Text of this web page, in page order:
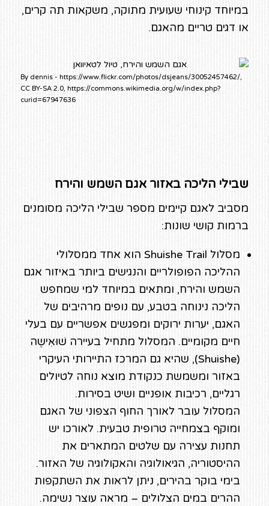
במיוחד קינוחי שעועית מתוקה, משקאות תה קרים,
או דגים טריים מהאגם.
By dennis - https://www.flickr.com/photos/dsjeans/30052457462/,
CC BY-SA 2.0, https://commons.wikimedia.org/w/index.php?
curid=67947636
שבילי הליכה באזור אגם השמש והירח
מסביב לאגם קיימים מספר שבילי הליכה מסומנים
ברמות קושי שונות:
מסלול Shuishe Trail הוא אחד ממסלולי
ההליכה הפופולריים והנגישים ביותר באיזור אגם
השמש והירח, ומתאים במיוחד למי שמחפש
הליכה נינוחה בטבע, עם נופים מרהיבים של
האגם, יערות ירוקים ומפגשים אפשריים עם בעלי
חיים מקומיים. המסלול מתחיל בעיירה שׁוּאִישֶה
(Shuishe), שהיא גם המרכז התיירותי העיקרי
באזור ומשמשת כנקודת מוצא נוחה לטיולים
רגליים, רכיבות אופניים ושיט בסירות.
המסלול עובר לאורך החוף הצפוני של האגם
ומוקף בצמחייה טרופית טבעית. לאורכו יש
תחנות עצירה עם שלטים המתארים את
ההיסטוריה, הגיאולוגיה והאקולוגיה של האזור.
בימי בוקר בהירים, ניתן לראות את השתקפות
ההרים במים הצלולים – מראה עוצר נשימה.